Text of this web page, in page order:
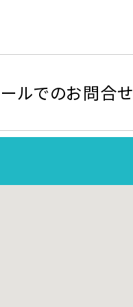
ルでのお問合せ